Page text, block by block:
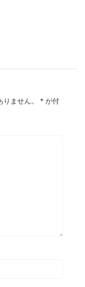
ません。 * が付